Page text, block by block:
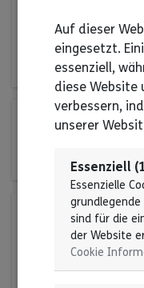
Oktober 2026
Link zur
08. Okt 2026 |
10. Okt 2026
Auf dieser
eingesetzt.
essenziell,
diese Website
verbessern,
unserer
Essenziell
Essenzielle
grundlegende
sind für die
der Website
Cookie